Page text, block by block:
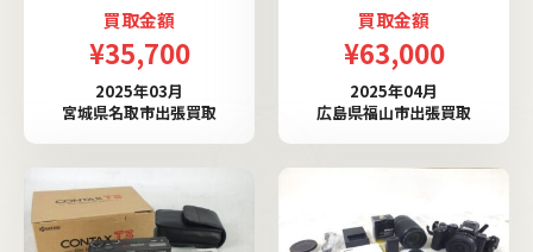
買取金額
¥35,700
2025年03月
宮城県名取市出張買取
買取金額
¥63,000
2025年04月
広島県福山市出張買取